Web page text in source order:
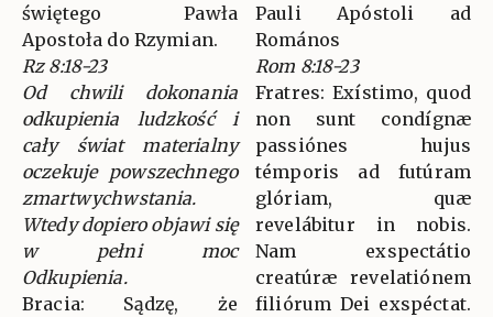
świętego Pawła
Apostoła do Rzymian.
Rz 8:18-23
Od chwili dokonania
odkupienia ludzkość i
cały świat materialny
oczekuje powszechnego
zmartwychwstania.
Wtedy dopiero objawi się
w pełni moc
Odkupienia.
Bracia: Sądzę, że
Pauli Apóstoli ad
Romános
Rom 8:18-23
Fratres: Exístimo, quod
non sunt condígnæ
passiónes hujus
témporis ad futúram
glóriam, quæ
revelábitur in nobis.
Nam exspectátio
creatúræ revelatiónem
filiórum Dei exspéctat.